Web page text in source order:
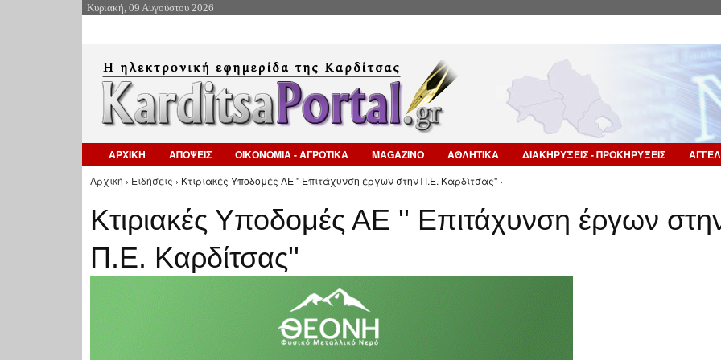
Κυριακή, 09 Αυγούστου 2026
ΑΡΧΙΚΗ ΑΠΟΨΕΙΣ ΟΙΚΟΝΟΜΙΑ - ΑΓΡΟΤΙΚΑ MAGAZINO ΑΘΛΗΤΙΚΑ ΔΙΑΚΗΡΥΞΕΙΣ - ΠΡΟΚΗΡΥΞΕΙΣ
Είστε εδώ
Αρχική › Ειδήσεις › Κτιριακές Υποδομές ΑΕ '' Επιτάχυνση έργων στην Π.Ε. Καρδίτσας'' ›
Κτιριακές Υποδομές ΑΕ '' Επιτάχυνση έργων
Π.Ε. Καρδίτσας''